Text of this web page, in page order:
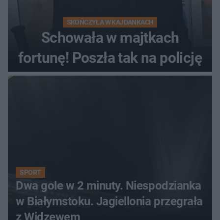
SKOŃCZYŁA W KAJDANKACH
Schowała w majtkach
fortunę! Poszła tak na policję
SPORT
Dwa gole w 2 minuty. Niespodzianka
w Białymstoku. Jagiellonia przegrała
z Widzewem